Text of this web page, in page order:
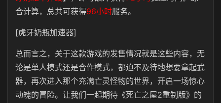
合计算，总共可获得96小时服务。
[虎牙奶瓶加速器]
总而言之，关于这款游戏的发售情况就是这些内容，无
论是单人模式还是合作模式，都迫不及待地想要拿起武
器，再次进入那个充满亡灵怪物的世界，开启一场惊心
动魄的冒险。让我们一起期待《死亡之屋2重制版》的